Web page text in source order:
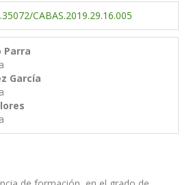
CABAS.2019.29.16.005
Parra
García